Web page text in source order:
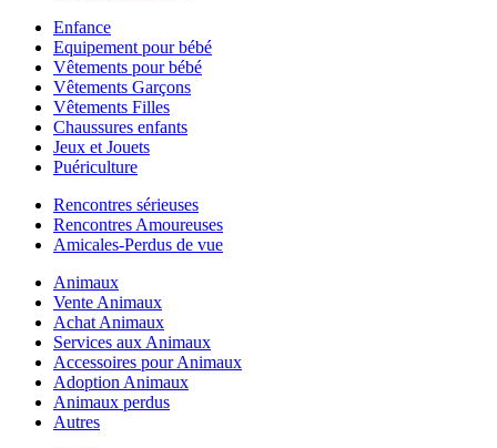
Enfance
Equipement pour bébé
Vêtements pour bébé
Vêtements Garçons
Vêtements Filles
Chaussures enfants
Jeux et Jouets
Puériculture
Rencontres sérieuses
Rencontres Amoureuses
Amicales-Perdus de vue
Animaux
Vente Animaux
Achat Animaux
Services aux Animaux
Accessoires pour Animaux
Adoption Animaux
Animaux perdus
Autres